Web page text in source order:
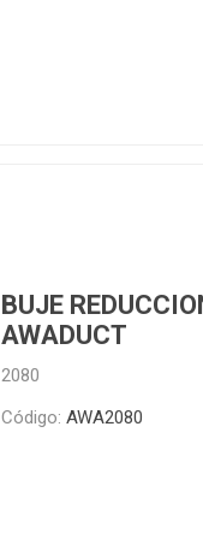
BUJE
AWADUCT
2080
Código: AWA2080